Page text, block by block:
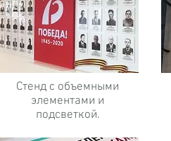
Стенд с объемными
элементами и
подсветкой.